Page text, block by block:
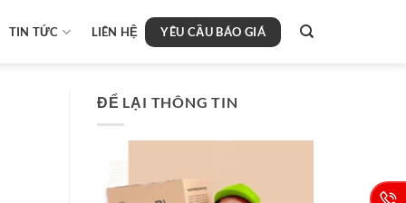
TIN TỨC LIÊN HỆ YÊU CẦU BÁO GIÁ
ĐỂ LẠI THÔNG TIN